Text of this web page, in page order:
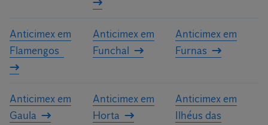
Anticimex em
Flamengos
Anticimex em
Funchal
Anticimex em
Furnas
Anticimex em
Gaula
Anticimex em
Horta
Anticimex em
Ilhéus das